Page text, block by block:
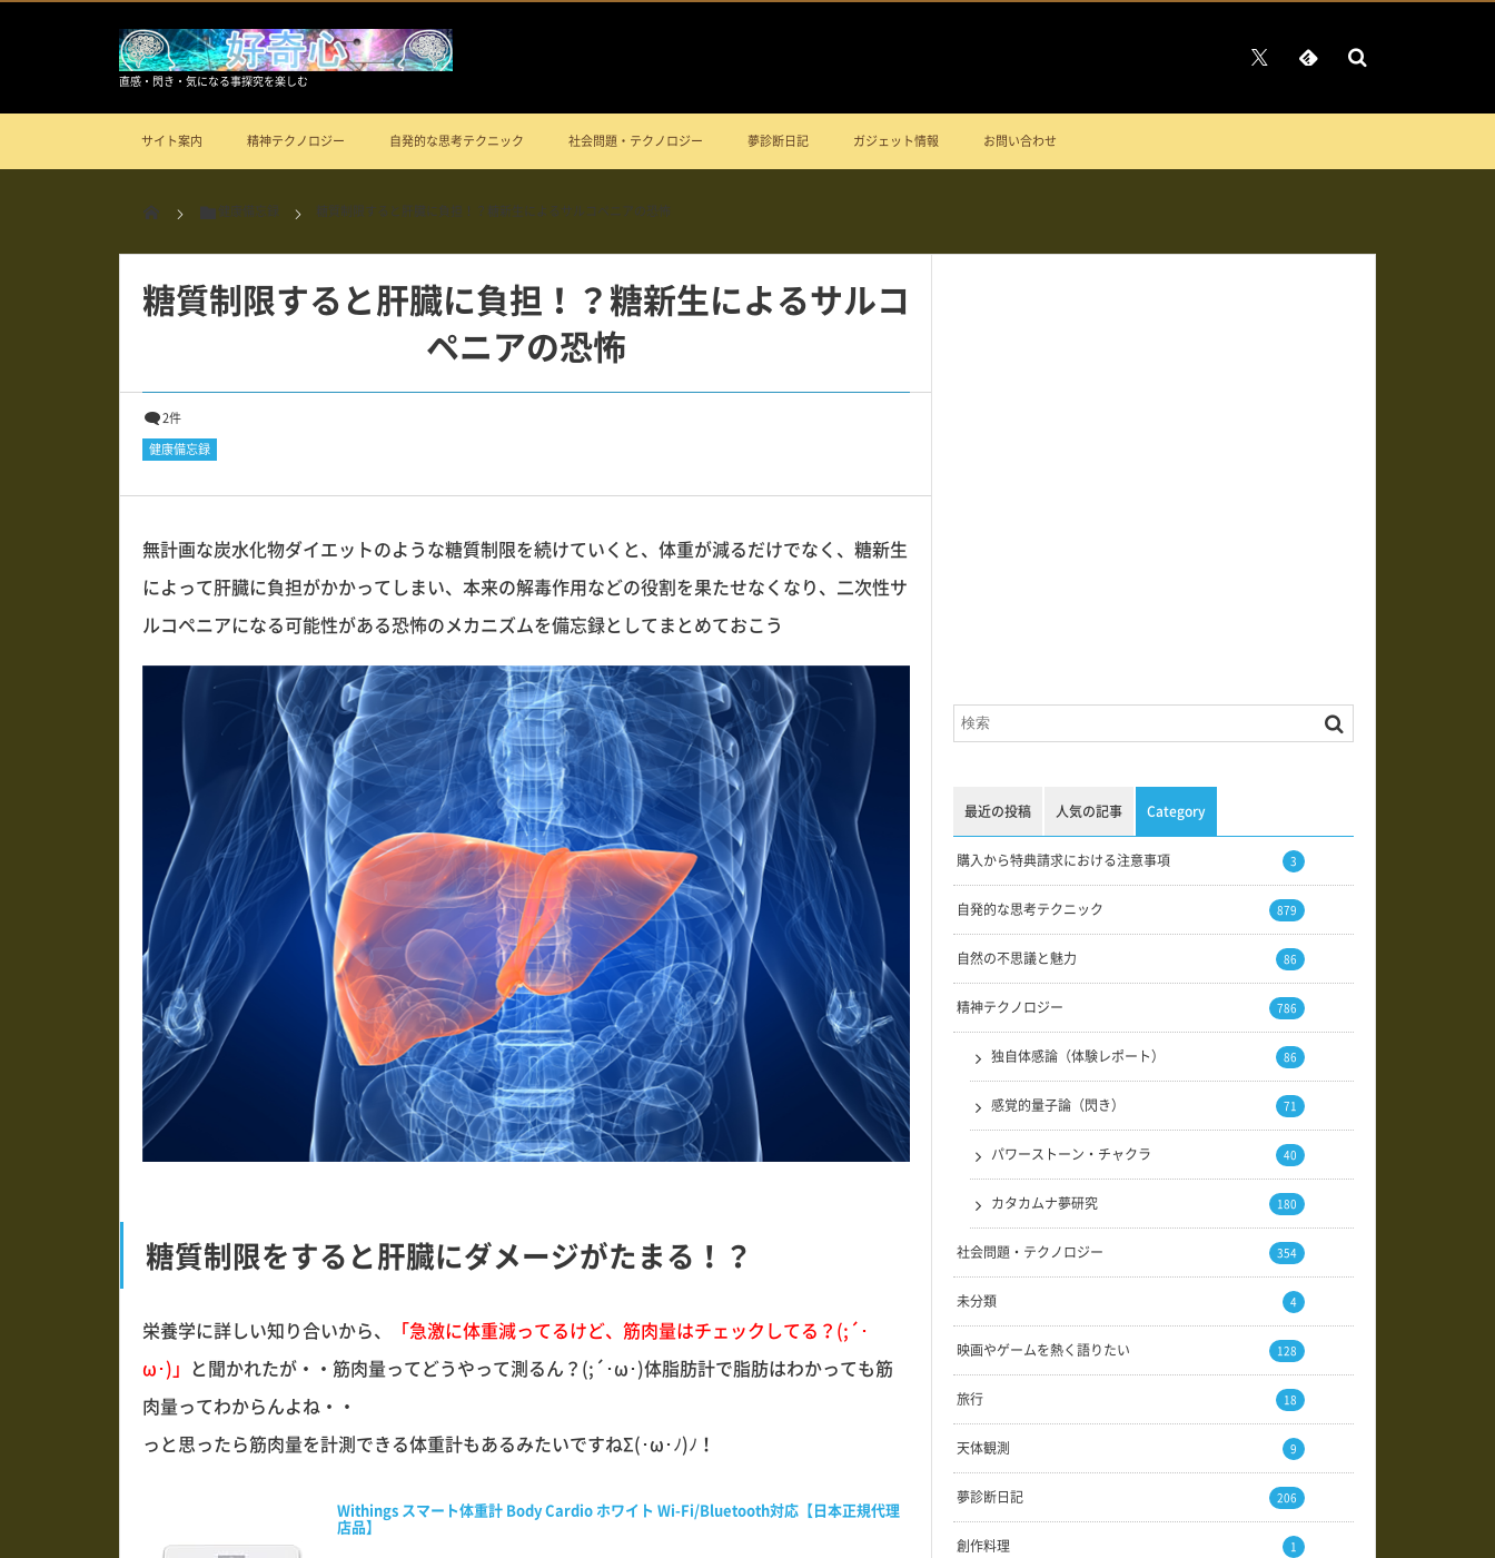
直感・閃き・気になる事探究を楽しむ
サイト案内 精神テクノロジー 自発的な思考テクニック 社会問題・テクノロジー 夢診断日記 ガジェット情報 お問い合わせ
健康備忘録 糖質制限すると肝臓に負担！？糖新生によるサルコペニアの恐怖
糖質制限すると肝臓に負担！？糖新生によるサルコ
ペニアの恐怖
2件
健康備忘録
無計画な炭水化物ダイエットのような糖質制限を続けていくと、体重が減るだけでなく、糖新生
によって肝臓に負担がかかってしまい、本来の解毒作用などの役割を果たせなくなり、二次性サ
ルコペニアになる可能性がある恐怖のメカニズムを備忘録としてまとめておこう
糖質制限をすると肝臓にダメージがたまる！？
栄養学に詳しい知り合いから、
「急激に体重減ってるけど、筋肉量はチェックしてる？(;´･
ω･)」 と聞かれたが・・筋肉量ってどうやって測るん？(;´･ω･)体脂肪計で脂肪はわかっても筋
肉量ってわからんよね・・
っと思ったら筋肉量を計測できる体重計もあるみたいですねΣ(･ω･ﾉ)ﾉ！
Withings スマート体重計 Body Cardio ホワイト Wi-Fi/Bluetooth対応【日本正規代理
店品】
最近の投稿 人気の記事 Category
購入から特典請求における注意事項 3
自発的な思考テクニック 879
自然の不思議と魅力 86
精神テクノロジー 786
独自体感論（体験レポート） 86
感覚的量子論（閃き） 71
パワーストーン・チャクラ 40
カタカムナ夢研究 180
社会問題・テクノロジー 354
未分類 4
映画やゲームを熱く語りたい 128
旅行 18
天体観測 9
夢診断日記 206
創作料理 1